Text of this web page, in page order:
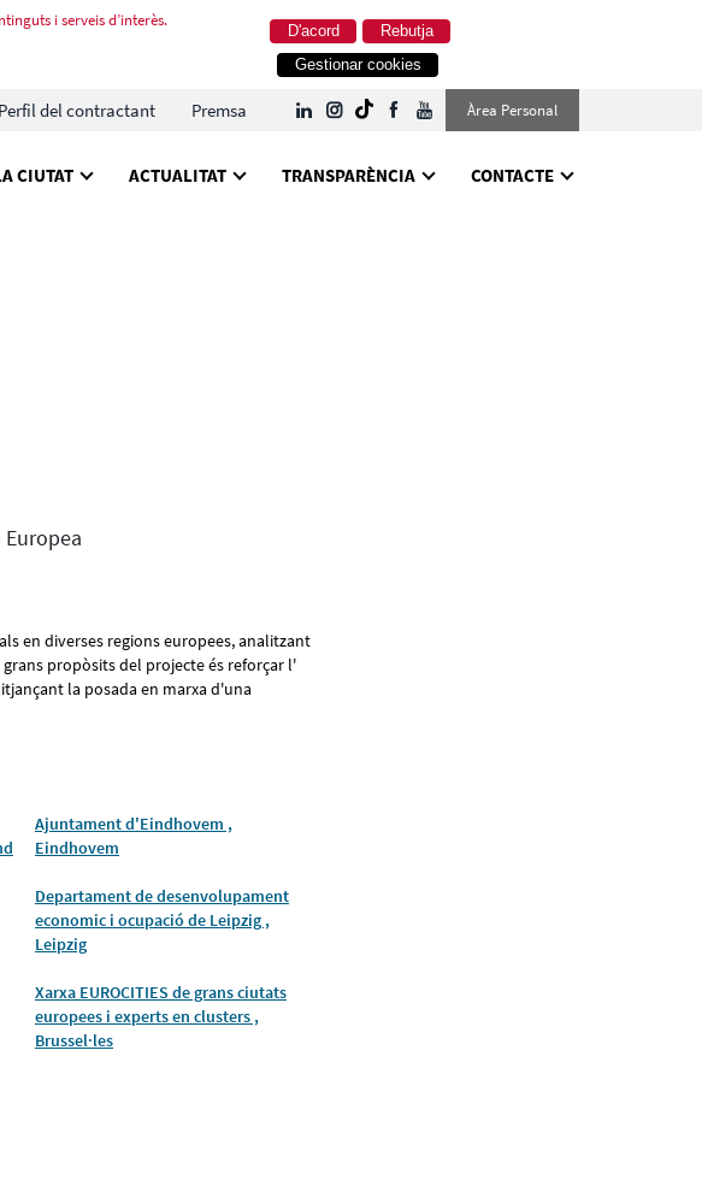
i serveis d’interès.
Rebutja
D'acord
Gestionar cookies
Perfil del contractant Premsa Àrea Personal
CIUTAT ACTUALITAT TRANSPARÈNCIA CONTACTE
Europea
en diverses regions europees, analitzant
propòsits del projecte és reforçar l'
la posada en marxa d'una
Ajuntament d'Eindhovem ,
Eindhovem
Departament de desenvolupament
economic i ocupació de Leipzig ,
Leipzig
Xarxa EUROCITIES de grans ciutats
europees i experts en clusters ,
Brussel·les